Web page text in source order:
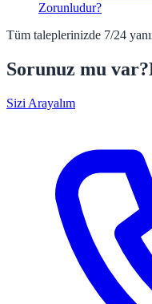
Zorunludur?
Tüm taleplerinizde 7/24
Sorunuz mu var?
Sizi Arayalım